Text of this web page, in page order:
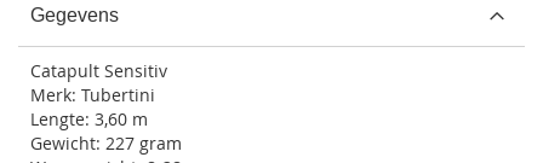
Gegevens
Catapult Sensitiv
Merk: Tubertini
Lengte: 3,60 m
Gewicht: 227 gram